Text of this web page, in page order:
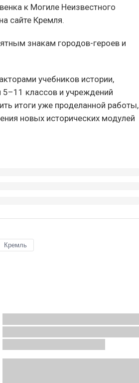
к Могиле Неизвестного
на сайте Кремля.
знакам городов-героев и
учебников истории,
5–11 классов и учреждений
итоги уже проделанной работы,
новых исторических модулей
Кремль